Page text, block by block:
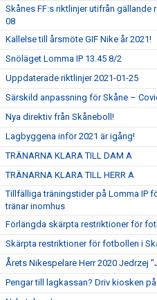
Skånes FF:s riktlinjer utifrån gällande
08
Kallelse till årsmöte GIF Nike år 2021!
Snöläget Lomma IP 13.45 8/2
Uppdaterade riktlinjer 2021-01-25
Särskild anpassning för Skåne –
Nya direktiv från Skåneboll!
Lagbyggena inför 2021 är igång!
TRÄNARNA KLARA TILL DAM A
TRÄNARNA KLARA TILL HERR A
Tillfälliga träningstider på Lomma IP
tränar inomhus
Förlängda skärpta restriktioner för
Skärpta restriktioner för fotbollen i
Årets Nikespelare Herr 2020 Jedrzej
Pengar till lagkassan? Driv kiosken